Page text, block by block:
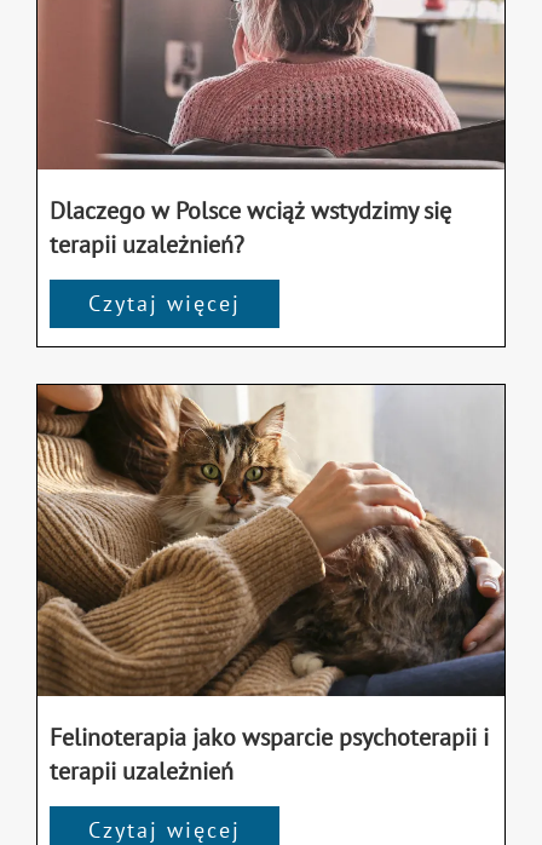
Dlaczego w Polsce wciąż wstydzimy się
terapii uzależnień?
Czytaj więcej
Felinoterapia jako wsparcie psychoterapii i
terapii uzależnień
Czytaj więcej